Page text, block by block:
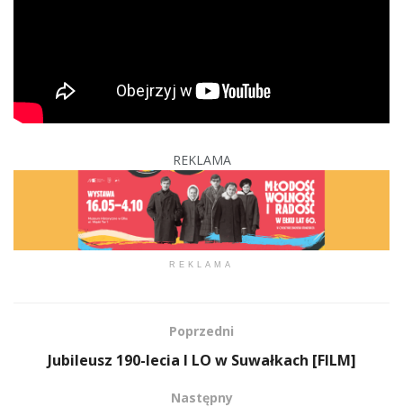
REKLAMA
REKLAMA
Poprzedni
Jubileusz 190-lecia I LO w Suwałkach [FILM]
Następny